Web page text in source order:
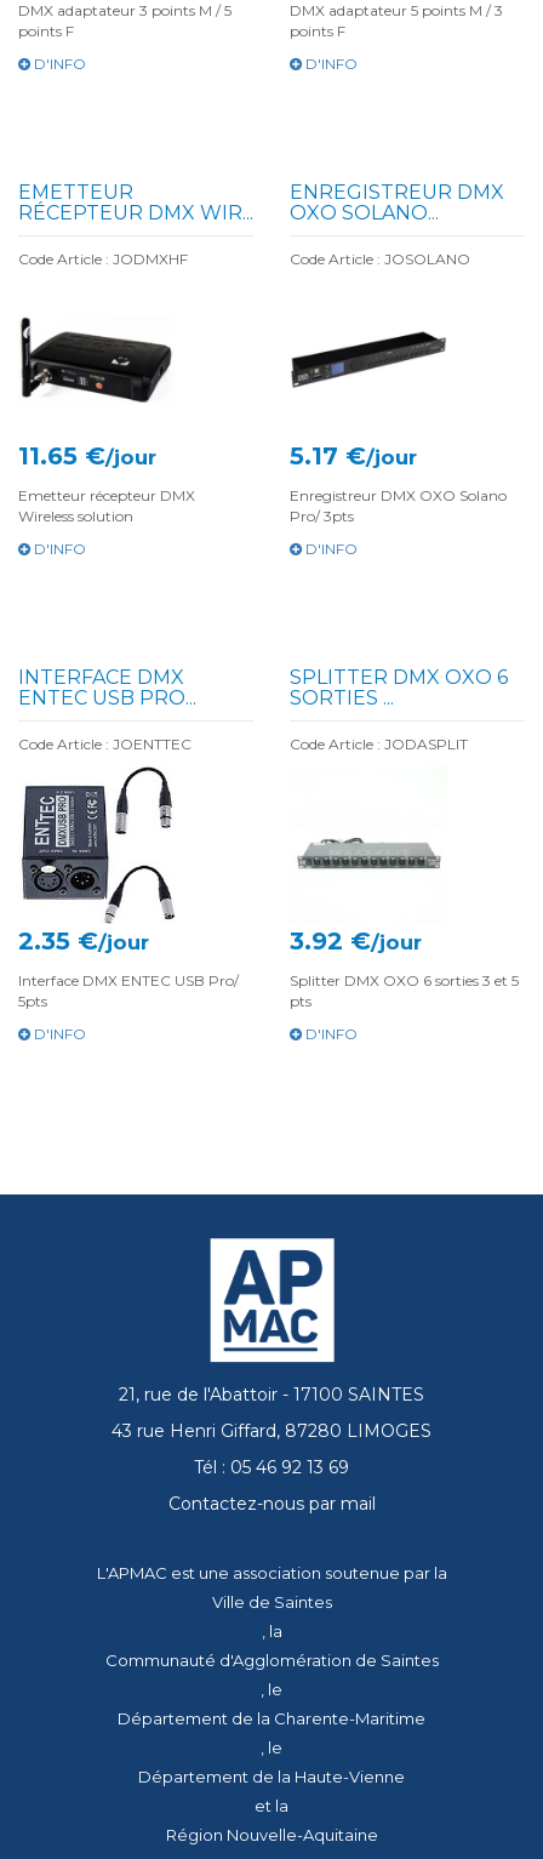
DMX adaptateur 3 points M / 5
points F
D'INFO
DMX adaptateur 5 points M / 3
points F
D'INFO
EMETTEUR
RÉCEPTEUR DMX WIR...
Code Article : JODMXHF
11.65 €/jour
Emetteur récepteur DMX
Wireless solution
D'INFO
ENREGISTREUR DMX
OXO SOLANO...
Code Article : JOSOLANO
5.17 €/jour
Enregistreur DMX OXO Solano
Pro/ 3pts
D'INFO
INTERFACE DMX
ENTEC USB PRO...
Code Article : JOENTTEC
2.35 €/jour
Interface DMX ENTEC USB Pro/
5pts
D'INFO
SPLITTER DMX OXO 6
SORTIES ...
Code Article : JODASPLIT
3.92 €/jour
Splitter DMX OXO 6 sorties 3 et 5
pts
D'INFO
21, rue de l'Abattoir - 17100 SAINTES
43 rue Henri Giffard, 87280 LIMOGES
Tél : 05 46 92 13 69
Contactez-nous par mail
L'APMAC est une association soutenue par la
Ville de Saintes
, la
Communauté d'Agglomération de Saintes
, le
Département de la Charente-Maritime
, le
Département de la Haute-Vienne
et la
Région Nouvelle-Aquitaine